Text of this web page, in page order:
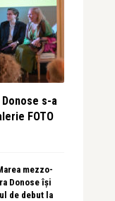
s-a
FOTO
mezzo-
Donose își
de debut la